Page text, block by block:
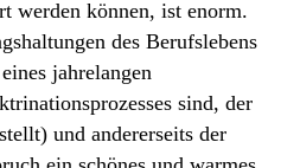
werden können, ist enorm.
des Berufslebens
jahrelangen
sind, der
und andererseits der